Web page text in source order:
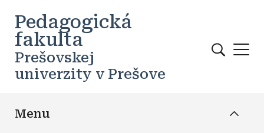
Pedagogická
fakulta
Prešovskej
univerzity v Prešove
Menu